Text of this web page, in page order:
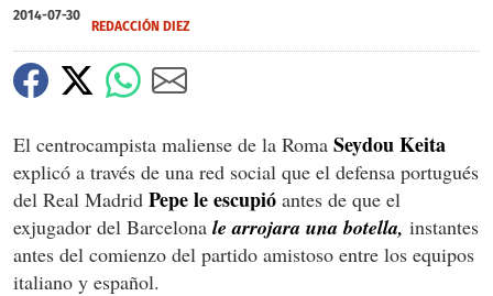
2014-07-30
REDACCIÓN DIEZ
El centrocampista maliense de la Roma Seydou Keita
explicó a través de una red social que el defensa portugués
del Real Madrid Pepe le escupió antes de que el
exjugador del Barcelona le arrojara una botella, instantes
antes del comienzo del partido amistoso entre los equipos
italiano y español.